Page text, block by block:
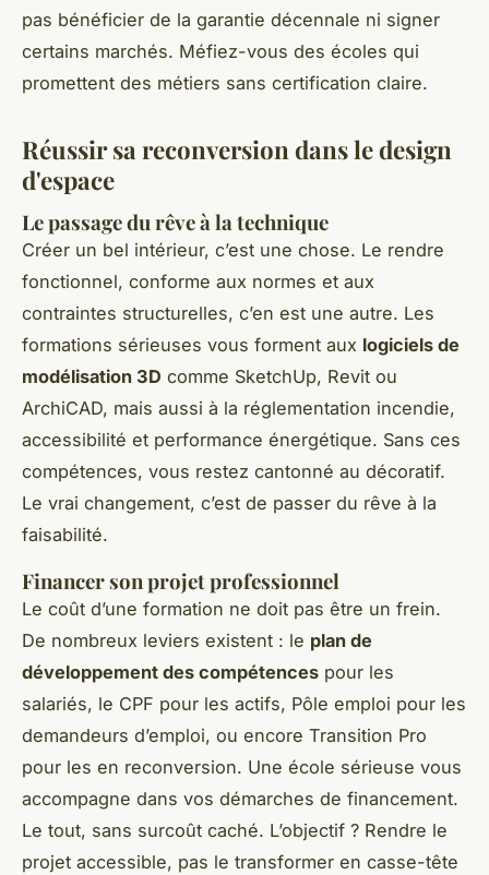
pas bénéficier de la garantie décennale ni signer
certains marchés. Méfiez-vous des écoles qui
promettent des métiers sans certification claire.
Réussir sa reconversion dans le design
d'espace
Le passage du rêve à la technique
Créer un bel intérieur, c’est une chose. Le rendre
fonctionnel, conforme aux normes et aux
contraintes structurelles, c’en est une autre. Les
formations sérieuses vous forment aux logiciels de
modélisation 3D comme SketchUp, Revit ou
ArchiCAD, mais aussi à la réglementation incendie,
accessibilité et performance énergétique. Sans ces
compétences, vous restez cantonné au décoratif.
Le vrai changement, c’est de passer du rêve à la
faisabilité.
Financer son projet professionnel
Le coût d’une formation ne doit pas être un frein.
De nombreux leviers existent : le plan de
développement des compétences pour les
salariés, le CPF pour les actifs, Pôle emploi pour les
demandeurs d’emploi, ou encore Transition Pro
pour les en reconversion. Une école sérieuse vous
accompagne dans vos démarches de financement.
Le tout, sans surcoût caché. L’objectif ? Rendre le
projet accessible, pas le transformer en casse-tête